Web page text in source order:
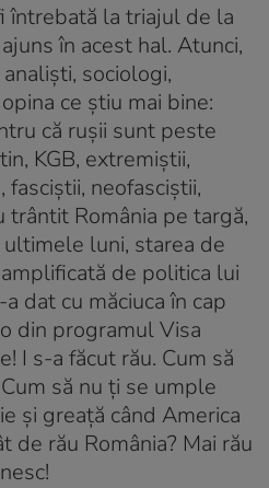
întrebată la triajul de la
în acest hal. Atunci,
sociologi,
ce știu mai bine:
că rușii sunt peste
KGB, extremiștii,
neofasciștii,
trântit România pe targă,
luni, starea de
de politica lui
dat cu măciuca în cap
din programul Visa
I s-a făcut rău. Cum să
să nu ți se umple
și greață când America
de rău România? Mai rău